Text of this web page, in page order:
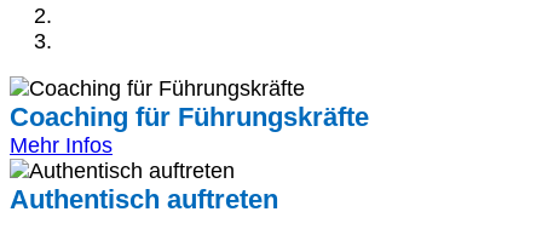
Coaching für Führungskräfte
Mehr Infos
Authentisch auftreten